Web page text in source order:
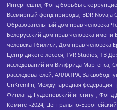
Интернешнл, Фонд борьбы с
Всемирный фонд природы, BDR Novaja
Образовательный дом прав человека
Белорусский дом прав человека имени
человека Тбилиси, Дом прав человека
Центр дикого лосося, TVR Studios, ТВ
исследований им Вилфрида Мартенса,
расследователей, АЛЛАТРА, За
UnKremlin, Международная федерация
Финланд, Гудзоновский институт, Фонд
Комитет-2024, Центрально-